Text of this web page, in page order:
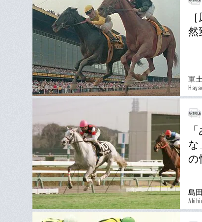
然
軍
な
の
島